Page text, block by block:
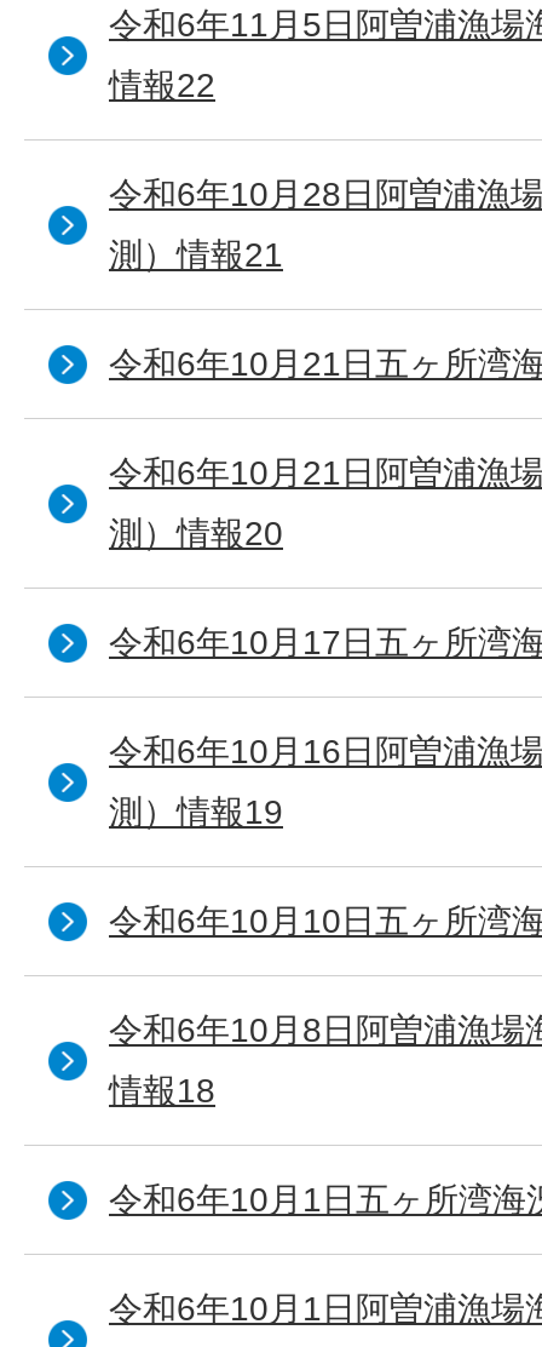
令和6年11月5日阿曽浦漁場
情報22
令和6年10月28日阿曽浦漁
測）情報21
令和6年10月21日五ヶ所湾
令和6年10月21日阿曽浦漁
測）情報20
令和6年10月17日五ヶ所湾
令和6年10月16日阿曽浦漁
測）情報19
令和6年10月10日五ヶ所湾
令和6年10月8日阿曽浦漁場
情報18
令和6年10月1日五ヶ所湾海
令和6年10月1日阿曽浦漁場